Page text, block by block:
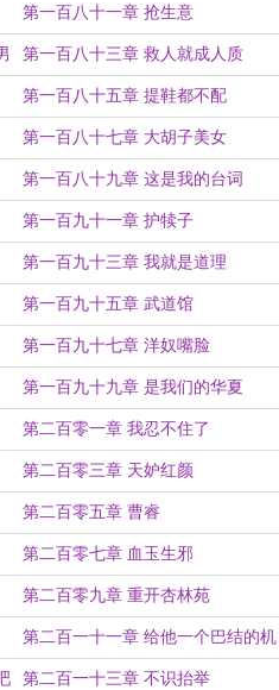
第一百八十一章 抢生意
第一百八十三章 救人就成人质
第一百八十五章 提鞋都不配
第一百八十七章 大胡子美女
第一百八十九章 这是我的台词
第一百九十一章 护犊子
第一百九十三章 我就是道理
第一百九十五章 武道馆
第一百九十七章 洋奴嘴脸
第一百九十九章 是我们的华夏
第二百零一章 我忍不住了
第二百零三章 天妒红颜
第二百零五章 曹睿
第二百零七章 血玉生邪
第二百零九章 重开杏林苑
第二百一十一章 给他一个巴结的机
会
第二百一十三章 不识抬举